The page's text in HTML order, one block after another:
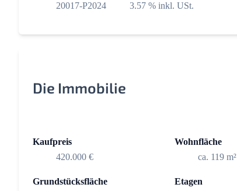
20017-P2024
3.57 % inkl. USt.
Die Immobilie
Kaufpreis
420.000 €
Wohnfläche
ca. 119 m²
Grundstücksfläche
Etagen